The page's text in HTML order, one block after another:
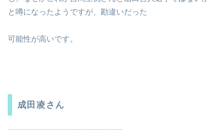
と噂になったようですが、勘違いだった
可能性が高いです。
成田凌さん